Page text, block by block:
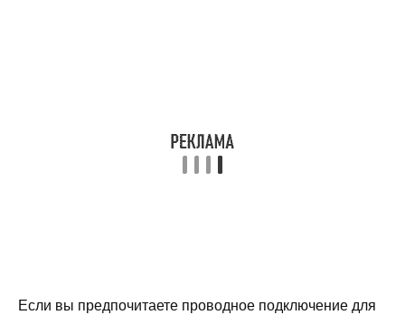
Если вы предпочитаете проводное подключение для